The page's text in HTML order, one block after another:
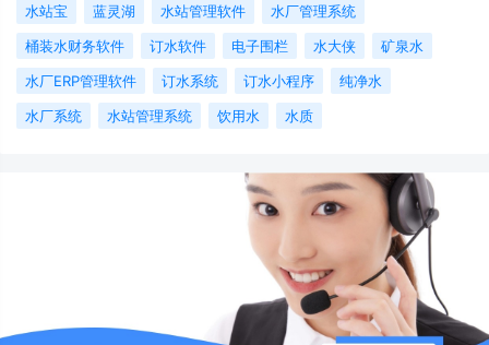
水站宝
蓝灵湖 水站管理软件
水厂管理系统
桶装水财务软件
订水软件 电子围栏 水大侠
矿泉水
水厂ERP管理软件
订水系统 订水小程序
纯净水
水厂系统
水站管理系统 饮用水 水质